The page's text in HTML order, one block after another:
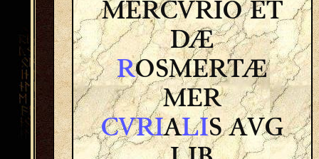
MERCVRIO ET
DÆ
ROSMERTÆ
MER
CVRIALIS AVG